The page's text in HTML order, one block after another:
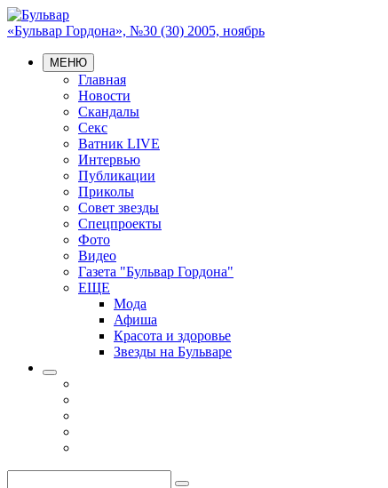
«Бульвар Гордона», №30 (30) 2005, ноябрь
МЕНЮ
Главная
Новости
Скандалы
Секс
Ватник LIVE
Интервью
Публикации
Приколы
Совет звезды
Спецпроекты
Фото
Видео
Газета "Бульвар Гордона"
ЕЩЕ
Мода
Афиша
Красота и здоровье
Звезды на Бульваре